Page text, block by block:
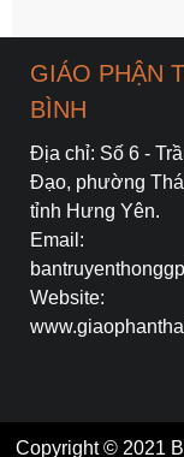
GIÁO PHẬN
BÌNH
Địa chỉ: Số 6 -
Đạo, phường
tỉnh Hưng Yên.
Email:
Website:
Copyright © 2021